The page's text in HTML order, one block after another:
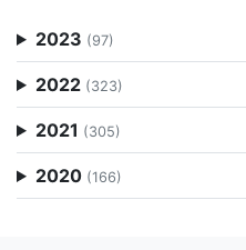
2023 (97)
2022 (323)
2021 (305)
2020 (166)